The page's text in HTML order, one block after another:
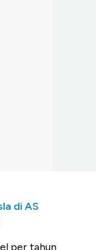
di AS
per tahun